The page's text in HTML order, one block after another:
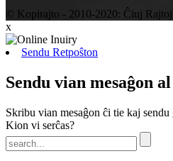
© Kopirajto - 2010-2020: Ĉiuj Rajtoj
x
Sendu Retpoŝton
Sendu vian mesaĝon
Skribu vian mesaĝon ĉi tie kaj sendu
Kion vi serĉas?